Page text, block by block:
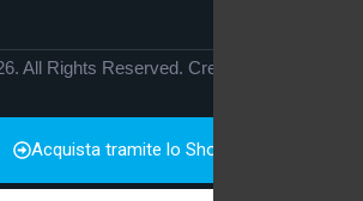
All Rights Reserved. Credits by
Acquista tramite lo Shop Online